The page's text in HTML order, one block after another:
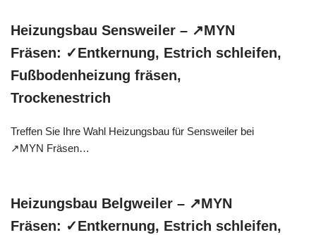
Heizungsbau Sensweiler – ↗️MYN
Fräsen: ✓Entkernung, Estrich schleifen,
Fußbodenheizung fräsen,
Trockenestrich
Treffen Sie Ihre Wahl Heizungsbau für Sensweiler bei
↗️MYN Fräsen…
Heizungsbau Belgweiler – ↗️MYN
Fräsen: ✓Entkernung, Estrich schleifen,